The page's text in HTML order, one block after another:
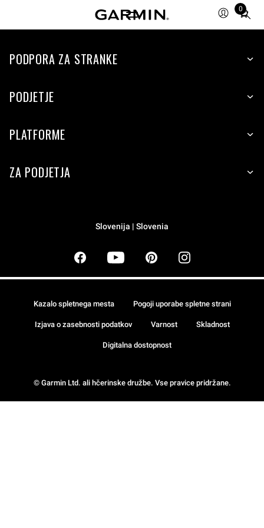
0
Total
items
cart:
PODPORA ZA STRANKE
PODJETJE
PLATFORME
ZA PODJETJA
Slovenija | Slovenia
© Garmin Ltd. ali hčerinske družbe. Vse pravice pridržane.
Kazalo spletnega mesta Pogoji uporabe spletne strani
Izjava o zasebnosti podatkov Varnost Skladnost
Digitalna dostopnost